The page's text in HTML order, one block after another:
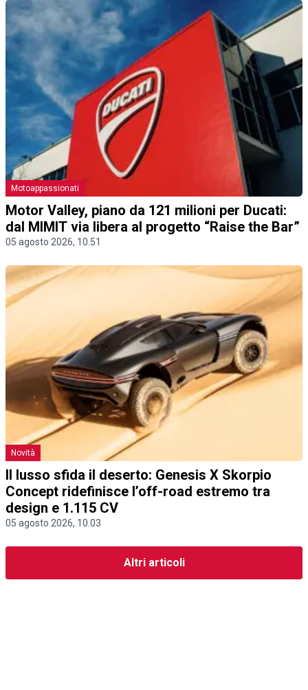
Motoappassionati
Motor Valley, piano da 121 milioni per Ducati:
dal MIMIT via libera al progetto “Raise the Bar”
05 agosto 2026, 10.51
Novità
Il lusso sfida il deserto: Genesis X Skorpio
Concept ridefinisce l’off-road estremo tra
design e 1.115 CV
05 agosto 2026, 10.03
Altri articoli